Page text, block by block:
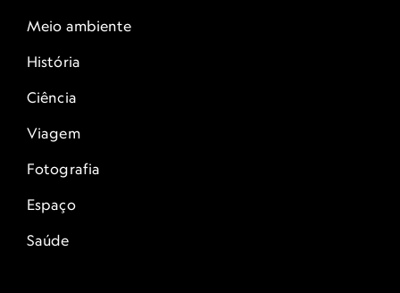
Meio ambiente
História
Ciência
Viagem
Fotografia
Espaço
Saúde